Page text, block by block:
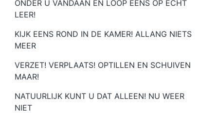
ONDER U VANDAAN EN LOOP EENS OP ECHT
LEER!
KIJK EENS ROND IN DE KAMER! ALLANG NIETS
MEER
VERZET! VERPLAATS! OPTILLEN EN SCHUIVEN
MAAR!
NATUURLIJK KUNT U DAT ALLEEN! NU WEER
NIET